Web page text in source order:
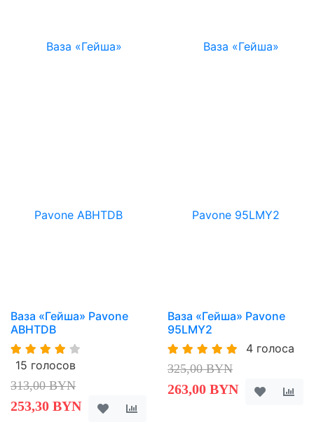
Ваза «Гейша» Pavone
ABHTDB
15 голосов
313,00 BYN
253,30 BYN
Ваза «Гейша» Pavone
95LMY2
4 голоса
325,00 BYN
263,00 BYN